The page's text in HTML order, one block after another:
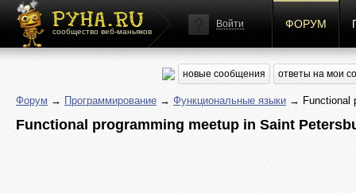
сообщество веб-маньяков
Войти ФОРУМ
новые сообщения ответы на мои
Форум → Программирование → Функциональные языки → Functional
Functional programming meetup in Saint